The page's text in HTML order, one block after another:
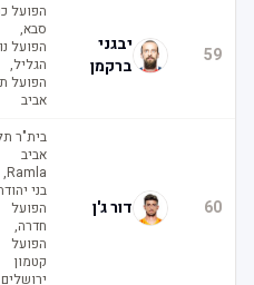
59
יבגני
ברקמן
הפועל כפר
סבא,
הפועל נוף
הגליל,
הפועל תל
אביב
60 דור ג'ן
בית"ר תל
אביב
Ramla,
בני יהודה,
הפועל
חדרה,
הפועל
קטמון
ירושלים